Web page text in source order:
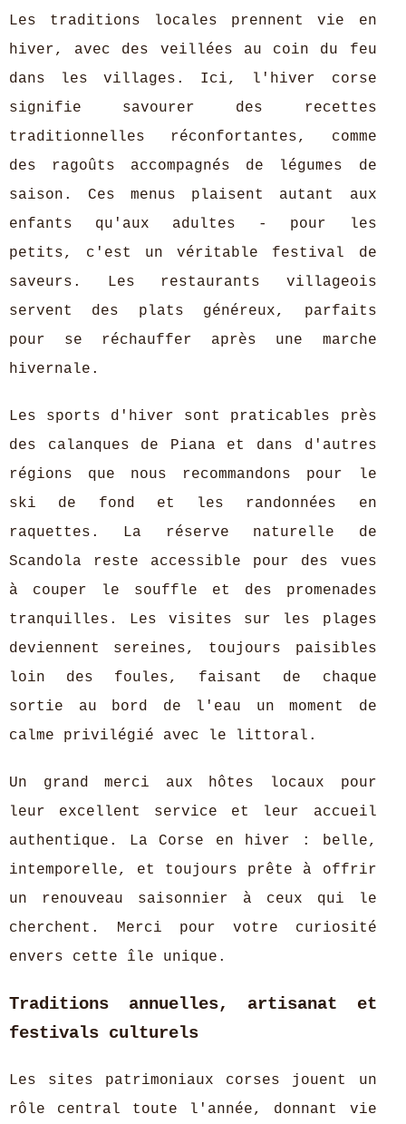
Les traditions locales prennent vie en
hiver, avec des veillées au coin du feu
dans les villages. Ici, l'hiver corse
signifie savourer des recettes
traditionnelles réconfortantes, comme
des ragoûts accompagnés de légumes de
saison. Ces menus plaisent autant aux
enfants qu'aux adultes - pour les
petits, c'est un véritable festival de
saveurs. Les restaurants villageois
servent des plats généreux, parfaits
pour se réchauffer après une marche
hivernale.
Les sports d'hiver sont praticables près
des calanques de Piana et dans d'autres
régions que nous recommandons pour le
ski de fond et les randonnées en
raquettes. La réserve naturelle de
Scandola reste accessible pour des vues
à couper le souffle et des promenades
tranquilles. Les visites sur les plages
deviennent sereines, toujours paisibles
loin des foules, faisant de chaque
sortie au bord de l'eau un moment de
calme privilégié avec le littoral.
Un grand merci aux hôtes locaux pour
leur excellent service et leur accueil
authentique. La Corse en hiver : belle,
intemporelle, et toujours prête à offrir
un renouveau saisonnier à ceux qui le
cherchent. Merci pour votre curiosité
envers cette île unique.
Traditions annuelles, artisanat et
festivals culturels
Les sites patrimoniaux corses jouent un
rôle central toute l'année, donnant vie